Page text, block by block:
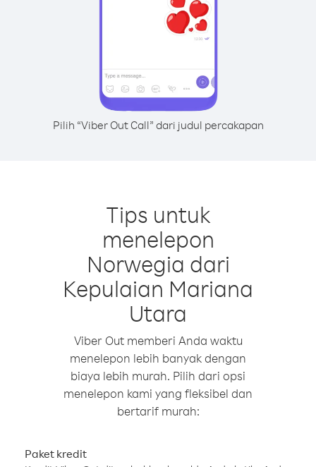
Pilih “Viber Out Call” dari judul percakapan
Tips untuk
menelepon
Norwegia dari
Kepulaian Mariana
Utara
Viber Out memberi Anda waktu
menelepon lebih banyak dengan
biaya lebih murah. Pilih dari opsi
menelepon kami yang fleksibel dan
bertarif murah:
Paket kredit